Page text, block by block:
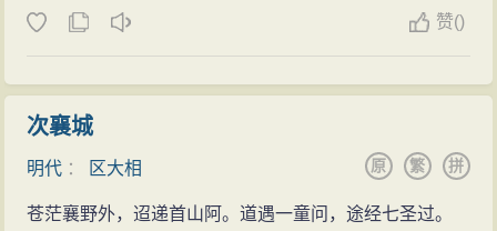
赞()
次襄城
明代 ： 区大相 拼
繁
原
苍茫襄野外，迢递首山阿。道遇一童问，途经七圣过。